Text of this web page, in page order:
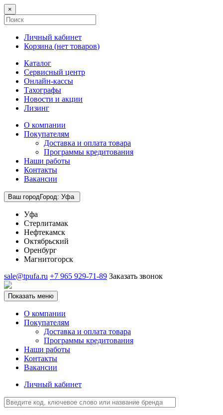
×
Личный кабинет
Корзина (нет товаров)
Каталог
Сервисный центр
Онлайн-кассы
Тахографы
Новости и акции
Лизинг
О компании
Покупателям
Доставка и оплата товара
Программы кредитования
Наши работы
Контакты
Вакансии
Ваш городГород: Уфа
Уфа
Стерлитамак
Нефтекамск
Октябрьский
Оренбург
Магнитогорск
sale@tpufa.ru +7 965 929-71-89 Заказать звонок
Показать меню
О компании
Покупателям
Доставка и оплата товара
Программы кредитования
Наши работы
Контакты
Вакансии
Личный кабинет